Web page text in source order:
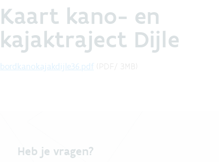
Kaart kano- en
kajaktraject Dijle
bordkanokajakdijle36.pdf (PDF / 3MB)
Heb je vragen?